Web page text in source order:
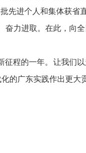
先进个人和集体获
进取。在此，向
的一年。让我们
的广东实践作出更大